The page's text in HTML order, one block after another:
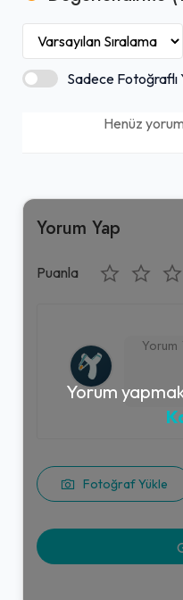
Sadece Fotoğraflı
Henüz
Yorum Yap
Puanla
Fotoğraf Yükle
Yorum